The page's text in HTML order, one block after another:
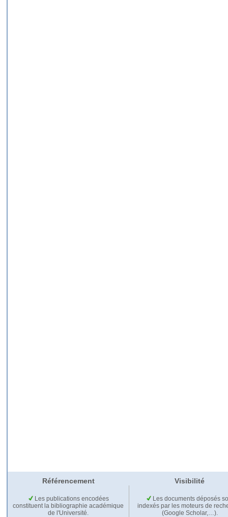
Référencement Visibilité
Les publications encodées
constituent la bibliographie académique
de l'Université.
Les documents déposés
indexés par les moteurs de
(Google Scholar,…).